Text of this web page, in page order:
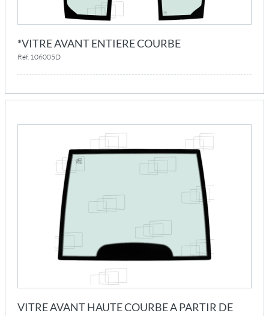
*VITRE AVANT ENTIERE COURBE
Réf. 106005D
VITRE AVANT HAUTE COURBE A PARTIR DE